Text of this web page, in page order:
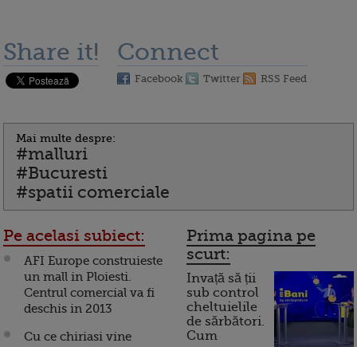
Share it! Connect
Facebook Twitter RSS Feed
Mai multe despre:
#malluri
#Bucuresti
#spatii comerciale
Pe acelasi subiect:
AFI Europe construieste
un mall in Ploiesti.
Centrul comercial va fi
deschis in 2013
Cu ce chiriasi vine
Prima pagina pe
scurt:
Invață să ții
sub control
cheltuielile
de sărbători.
Cum